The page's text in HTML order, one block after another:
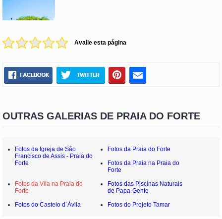
Avalie esta página
OUTRAS GALERIAS DE PRAIA DO FORTE
Fotos da Igreja de São
Francisco de Assis - Praia do
Forte
Fotos da Praia do Forte
Fotos da Praia na Praia do
Forte
Fotos da Vila na Praia do
Forte
Fotos das Piscinas Naturais
de Papa-Gente
Fotos do Castelo d`Ávila
Fotos do Projeto Tamar